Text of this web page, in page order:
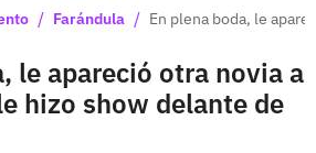
/ Farándula / En plena boda, le
le apareció otra novia a
hizo show delante de